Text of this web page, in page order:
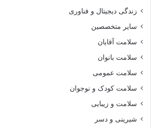
زندگی دیجیتال و فناوری
سایر متخصصین
سلامت آقایان
سلامت بانوان
سلامت عمومی
سلامت کودک و نوجوان
سلامت و زیبایی
شیرینی و دسر